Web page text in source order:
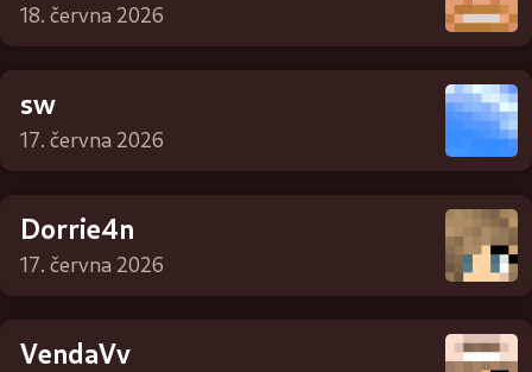
18. června 2026
sw
17. června 2026
Dorrie4n
17. června 2026
VendaVv